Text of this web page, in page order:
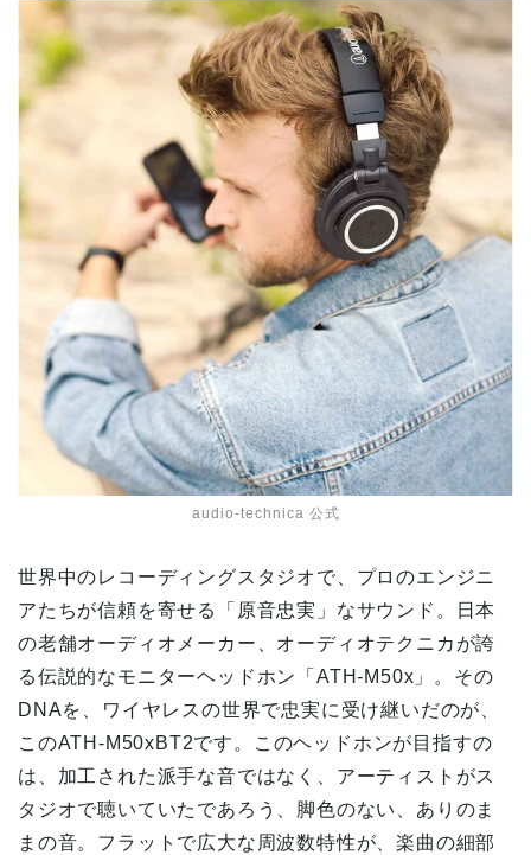
audio-technica 公式
世界中のレコーディングスタジオで、プロのエンジニ
アたちが信頼を寄せる「原音忠実」なサウンド。日本
の老舗オーディオメーカー、オーディオテクニカが誇
る伝説的なモニターヘッドホン「ATH-M50x」。その
DNAを、ワイヤレスの世界で忠実に受け継いだのが、
このATH-M50xBT2です。このヘッドホンが目指すの
は、加工された派手な音ではなく、アーティストがス
タジオで聴いていたであろう、脚色のない、ありのま
まの音。フラットで広大な周波数特性が、楽曲の細部